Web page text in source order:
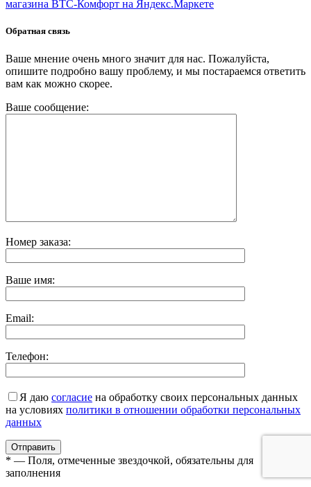
Обратная связь
Ваше мнение очень много значит для нас. Пожалуйста,
опишите подробно вашу проблему, и мы постараемся ответить
вам как можно скорее.
Ваше сообщение:
Номер заказа:
Ваше имя:
Email:
Телефон:
Я даю согласие на обработку своих персональных данных
на условиях политики в отношении обработки персональных
данных
* — Поля, отмеченные звездочкой, обязательны для
заполнения